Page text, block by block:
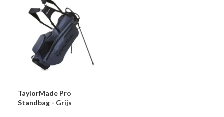
TaylorMade Pro
Standbag - Grijs